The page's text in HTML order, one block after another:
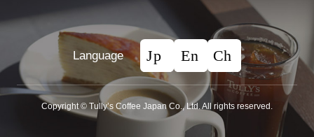
Language
Copyright © Tullyʼs Coffee Japan Co., Ltd. All rights reserved.